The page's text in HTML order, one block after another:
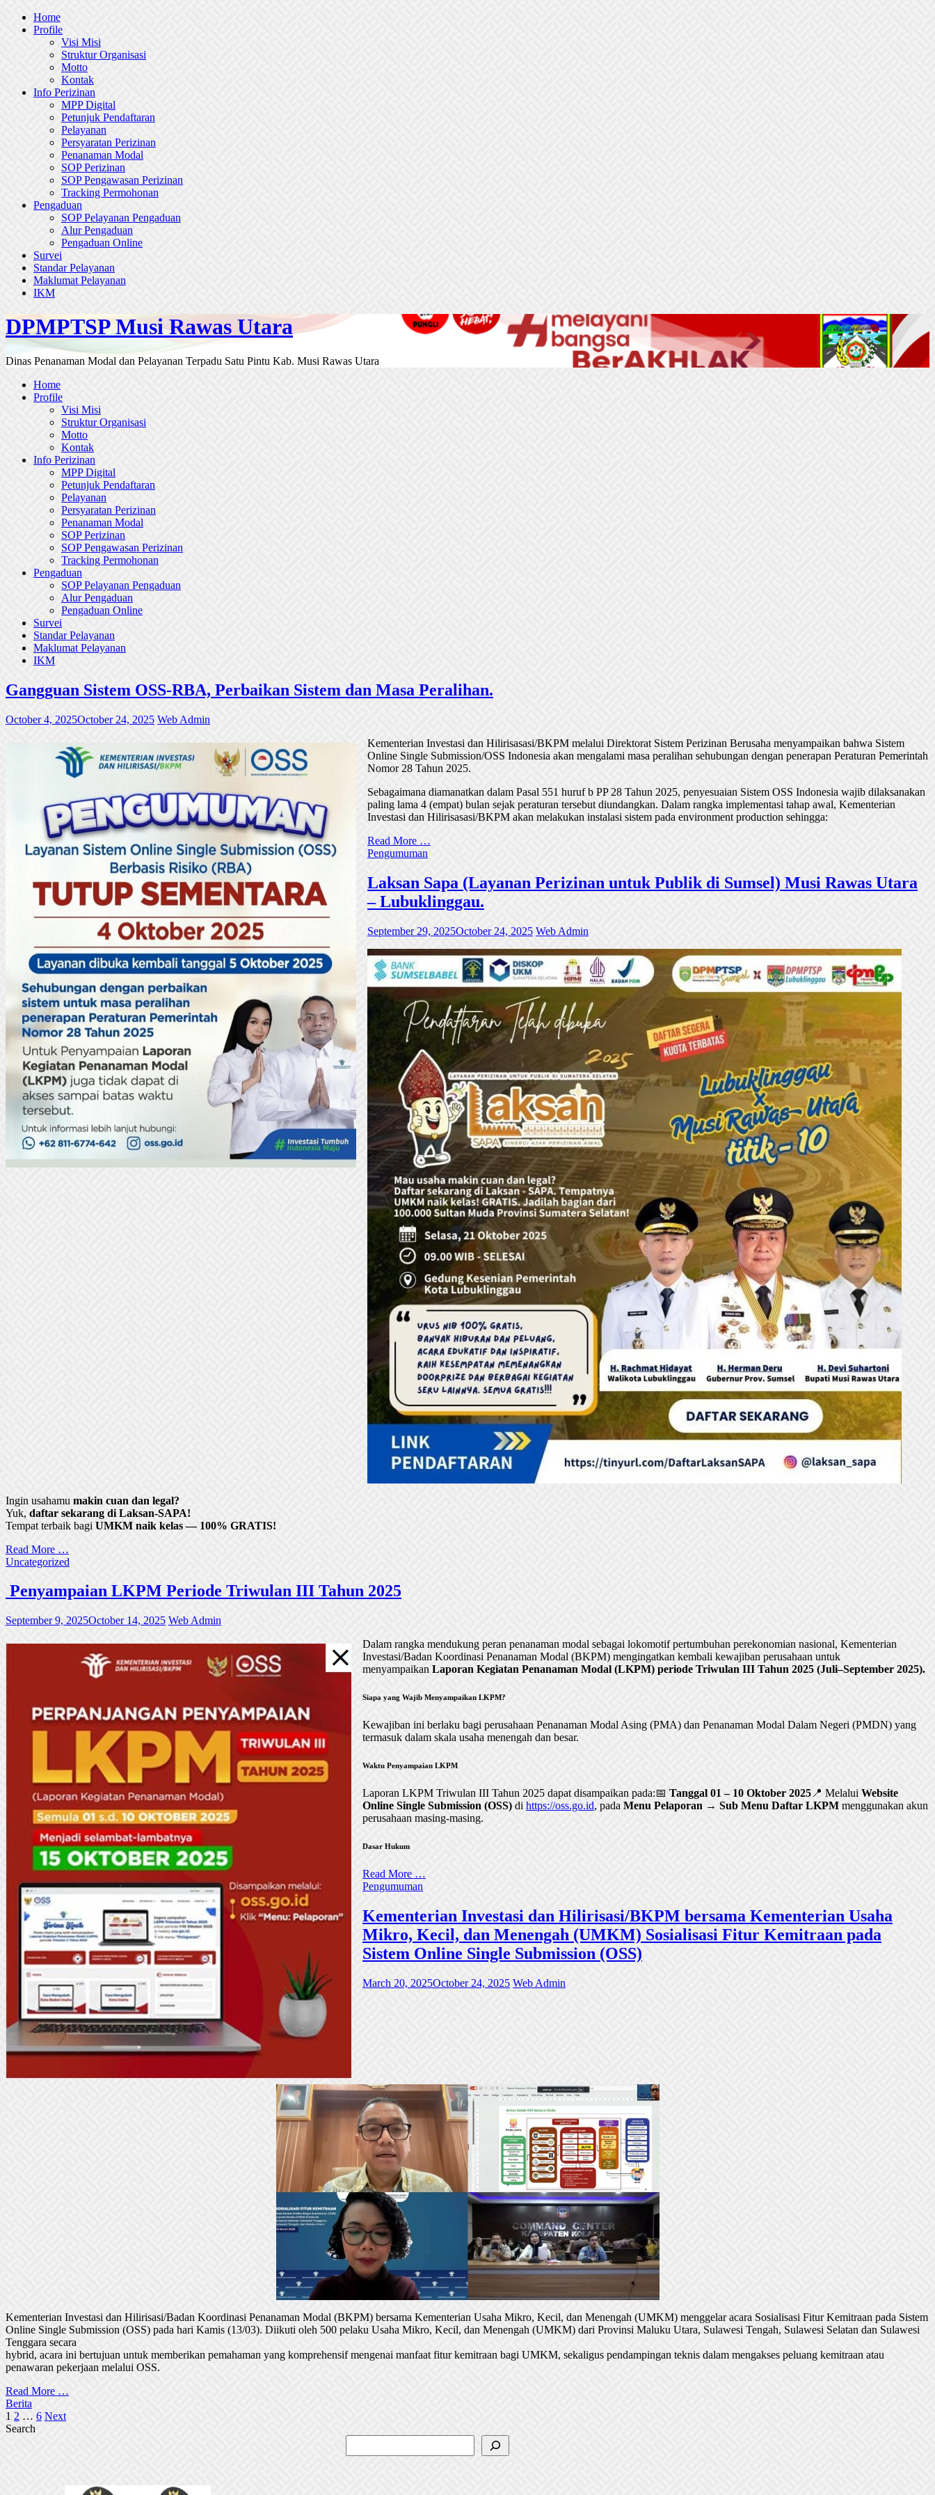
Skip
Home
Profile
Visi Misi
Struktur Organisasi
Motto
Kontak
Info Perizinan
MPP Digital
Petunjuk Pendaftaran
Pelayanan
Persyaratan Perizinan
Penanaman Modal
SOP Perizinan
SOP Pengawasan Perizinan
Tracking Permohonan
Pengaduan
SOP Pelayanan Pengaduan
Alur Pengaduan
Pengaduan Online
Survei
Standar Pelayanan
Maklumat Pelayanan
IKM
DPMPTSP Musi Rawas Utara
Dinas Penanaman Modal dan Pelayanan Terpadu Satu Pintu Kab. Musi Rawas Utara
Home
Profile
Visi Misi
Struktur Organisasi
Motto
Kontak
Info Perizinan
MPP Digital
Petunjuk Pendaftaran
Pelayanan
Persyaratan Perizinan
Penanaman Modal
SOP Perizinan
SOP Pengawasan Perizinan
Tracking Permohonan
Pengaduan
SOP Pelayanan Pengaduan
Alur Pengaduan
Pengaduan Online
Survei
Standar Pelayanan
Maklumat Pelayanan
IKM
Gangguan Sistem OSS-RBA, Perbaikan Sistem dan Masa Peralihan.
October 4, 2025October 24, 2025 Web Admin
Kementerian Investasi dan Hilirisasasi/BKPM melalui Direktorat Sistem Perizinan Berusaha menyampaikan bahwa Sistem
Online Single Submission/OSS Indonesia akan mengalami masa peralihan sehubungan dengan penerapan Peraturan Pemerintah
Nomor 28 Tahun 2025.
Sebagaimana diamanatkan dalam Pasal 551 huruf b PP 28 Tahun 2025, penyesuaian Sistem OSS Indonesia wajib dilaksanakan
paling lama 4 (empat) bulan sejak peraturan tersebut diundangkan. Dalam rangka implementasi tahap awal, Kementerian
Investasi dan Hilirisasasi/BKPM akan melakukan instalasi sistem pada environment production sehingga:
Read More …
Pengumuman
Laksan Sapa (Layanan Perizinan untuk Publik di Sumsel) Musi Rawas Utara
– Lubuklinggau.
September 29, 2025October 24, 2025 Web Admin
Ingin usahamu makin cuan dan legal?
Yuk, daftar sekarang di Laksan-SAPA!
Tempat terbaik bagi UMKM naik kelas — 100% GRATIS!
Read More …
Uncategorized
Penyampaian LKPM Periode Triwulan III Tahun 2025
September 9, 2025October 14, 2025 Web Admin
Dalam rangka mendukung peran penanaman modal sebagai lokomotif pertumbuhan perekonomian nasional, Kementerian
Investasi/Badan Koordinasi Penanaman Modal (BKPM) mengingatkan kembali kewajiban perusahaan untuk
menyampaikan Laporan Kegiatan Penanaman Modal (LKPM) periode Triwulan III Tahun 2025 (Juli–September 2025).
Siapa yang Wajib Menyampaikan LKPM?
Kewajiban ini berlaku bagi perusahaan Penanaman Modal Asing (PMA) dan Penanaman Modal Dalam Negeri (PMDN) yang
termasuk dalam skala usaha menengah dan besar.
Waktu Penyampaian LKPM
Laporan LKPM Triwulan III Tahun 2025 dapat disampaikan pada:📅 Tanggal 01 – 10 Oktober 2025 📍 Melalui Website
Online Single Submission (OSS) di https://oss.go.id, pada Menu Pelaporan → Sub Menu Daftar LKPM menggunakan akun
perusahaan masing-masing.
Dasar Hukum
Read More …
Pengumuman
Kementerian Investasi dan Hilirisasi/BKPM bersama Kementerian Usaha
Mikro, Kecil, dan Menengah (UMKM) Sosialisasi Fitur Kemitraan pada
Sistem Online Single Submission (OSS)
March 20, 2025October 24, 2025 Web Admin
Kementerian Investasi dan Hilirisasi/Badan Koordinasi Penanaman Modal (BKPM) bersama Kementerian Usaha Mikro, Kecil, dan Menengah (UMKM) menggelar acara Sosialisasi Fitur Kemitraan pada Sistem
Online Single Submission (OSS) pada hari Kamis (13/03). Diikuti oleh 500 pelaku Usaha Mikro, Kecil, dan Menengah (UMKM) dari Provinsi Maluku Utara, Sulawesi Tengah, Sulawesi Selatan dan Sulawesi
Tenggara secara
hybrid, acara ini bertujuan untuk memberikan pemahaman yang komprehensif mengenai manfaat fitur kemitraan bagi UMKM, sekaligus pendampingan teknis dalam mengakses peluang kemitraan atau
penawaran pekerjaan melalui OSS.
Read More …
Berita
Posts
pagination
1 2 … 6 Next
Search